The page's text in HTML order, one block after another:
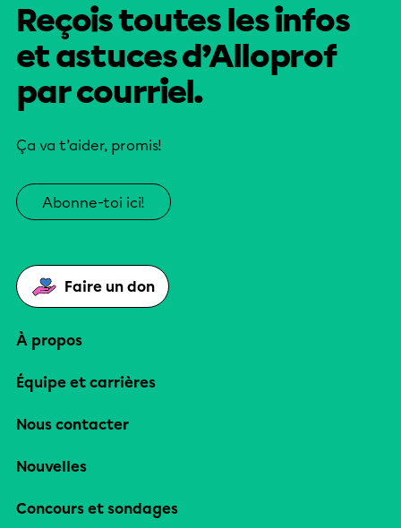
Reçois toutes les infos
et astuces d’Alloprof
par courriel.
Ça va t’aider, promis!
Abonne-toi ici!
Faire un don
À propos
Équipe et carrières
Nous contacter
Nouvelles
Concours et sondages